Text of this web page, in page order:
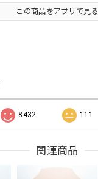
この商品をアプリで見る
8432 111
関連商品